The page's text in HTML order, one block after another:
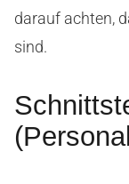
darauf achten,
sind.